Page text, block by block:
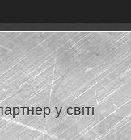
у світі